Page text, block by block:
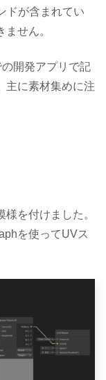
ドが含まれてい
せん。
開発アプリで記
主に素材集めに注
を付けました。
を使ってUVス